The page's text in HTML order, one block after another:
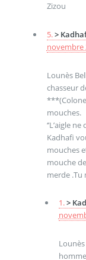
Zizou
5.>
novembre
Lounès
chasseur
mouches.
‘’L’aigle
Kadhafi
mouches
mouche
merde .Tu
1.>
Lounès